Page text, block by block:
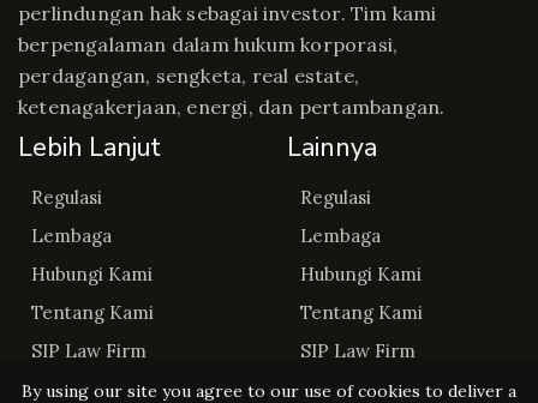
perlindungan hak sebagai investor. Tim kami
berpengalaman dalam hukum korporasi,
perdagangan, sengketa, real estate,
ketenagakerjaan, energi, dan pertambangan.
Lebih Lanjut
Regulasi
Lembaga
Hubungi Kami
Tentang Kami
SIP Law Firm
Lainnya
Regulasi
Lembaga
Hubungi Kami
Tentang Kami
SIP Law Firm
By using our site you agree to our use of cookies to deliver a